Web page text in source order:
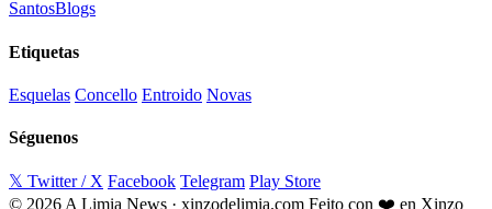
SantosBlogs
Etiquetas
Esquelas Concello Entroido Novas
Séguenos
𝕏 Twitter / X Facebook Telegram Play Store
© 2026 A Limia News · xinzodelimia.com Feito con ❤️ en Xinzo